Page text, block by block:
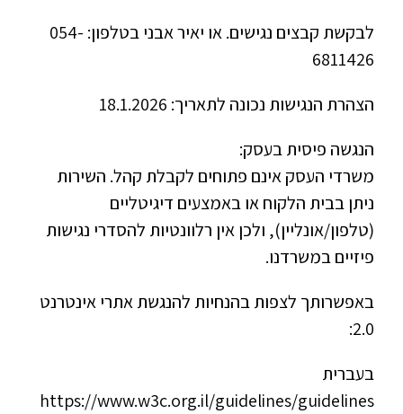
לבקשת קבצים נגישים. או יאיר אבני בטלפון: 054-
6811426
הצהרת הנגישות נכונה לתאריך: 18.1.2026
הנגשה פיסית בעסק:
משרדי העסק אינם פתוחים לקבלת קהל. השירות
ניתן בבית הלקוח או באמצעים דיגיטליים
(טלפון/אונליין), ולכן אין רלוונטיות להסדרי נגישות
פיזיים במשרדנו.
באפשרותך לצפות בהנחיות להנגשת אתרי אינטרנט
2.0:
בעברית
https://www.w3c.org.il/guidelines/guidelines